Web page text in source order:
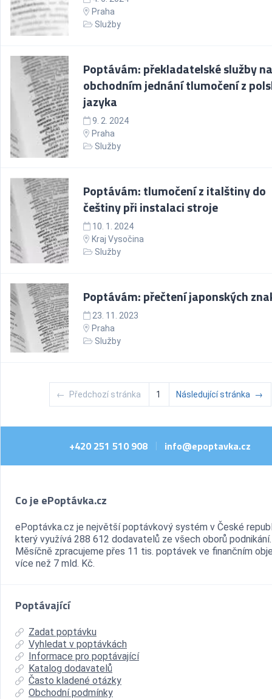
Praha
Služby
Poptávám: překladatelské služby na
obchodním jednání tlumočení z
jazyka
9. 2. 2024
Praha
Služby
Poptávám: tlumočení z italštiny do
češtiny při instalaci stroje
10. 1. 2024
Kraj Vysočina
Služby
Poptávám: přečtení japonských
23. 11. 2023
Praha
Služby
← Předchozí stránka 1 Následující stránka →
+420 251 510 908 | info@epoptavka.cz
Co je ePoptávka.cz
ePoptávka.cz je největší poptávkový systém v České
který využívá 288 612 dodavatelů ze všech oborů podnikání.
Měsíčně zpracujeme přes 11 tis. poptávek ve finančním
více než 7 mld. Kč.
Poptávající
Zadat poptávku
Vyhledat v poptávkách
Informace pro poptávající
Katalog dodavatelů
Často kladené otázky
Obchodní podmínky